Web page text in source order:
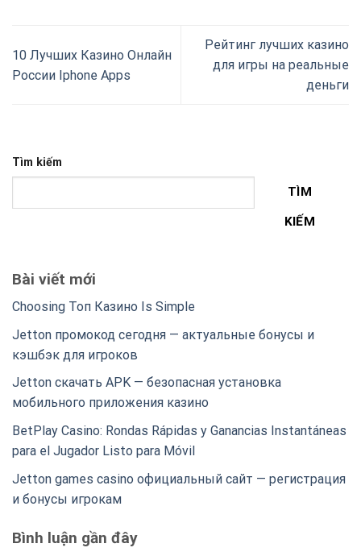
10 Лучших Казино Онлайн
России Iphone Apps
Рейтинг лучших казино
для игры на реальные
деньги
Tìm kiếm
TÌM
KIẾM
Bài viết mới
Choosing Топ Казино Is Simple
Jetton промокод сегодня — актуальные бонусы и
кэшбэк для игроков
Jetton скачать APK — безопасная установка
мобильного приложения казино
BetPlay Casino: Rondas Rápidas y Ganancias Instantáneas
para el Jugador Listo para Móvil
Jetton games casino официальный сайт — регистрация
и бонусы игрокам
Bình luận gần đây